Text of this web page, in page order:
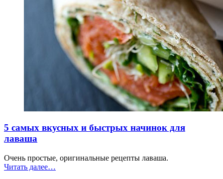
5 самых вкусных и быстрых начинок для
лаваша
Очень простые, оригинальные рецепты лаваша.
Читать далее“5…